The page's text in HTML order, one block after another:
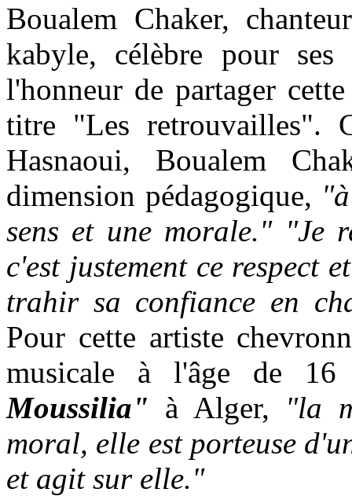
Boualem Chaker,
kabyle, célèbre pour
l'honneur de partager
titre "Les retrouvailles".
Hasnaoui, Boualem
dimension pédagogique,
sens et une morale." "Je
c'est justement ce respect
trahir sa confiance en
Pour cette artiste
musicale à l'âge de 16
Moussilia" à Alger, "la
moral, elle est porteuse
et agit sur elle."